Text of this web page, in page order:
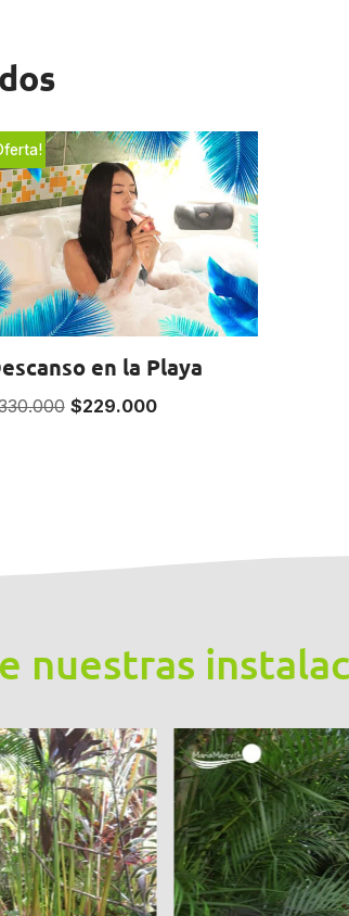
en la Playa
$229.000
nuestras